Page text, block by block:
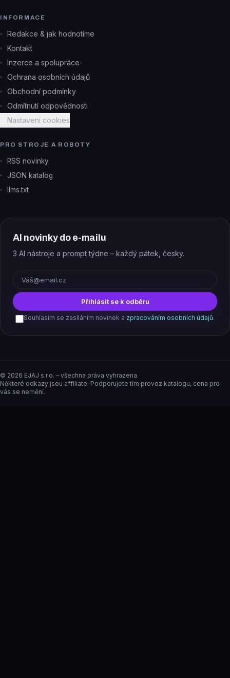
INFORMACE
Redakce & jak hodnotíme
Kontakt
Inzerce a spolupráce
Ochrana osobních údajů
Obchodní podmínky
Odmítnutí odpovědnosti
Nastavení cookies
PRO STROJE A ROBOTY
RSS novinky
JSON katalog
llms.txt
AI novinky do e-mailu
3 AI nástroje a prompt týdne – každý pátek, česky.
Přihlásit se k odběru
Souhlasím se zasíláním novinek a zpracováním osobních údajů.
© 2026 EJAJ s.r.o. – všechna práva vyhrazena.
Některé odkazy jsou affiliate. Podporujete tím provoz katalogu, cena pro
vás se nemění.